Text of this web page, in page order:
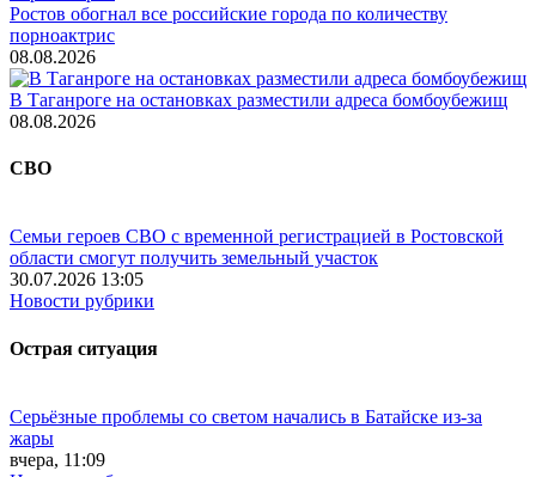
Ростов обогнал все российские города по количеству
порноактрис
08.08.2026
В Таганроге на остановках разместили адреса бомбоубежищ
08.08.2026
СВО
Семьи героев СВО с временной регистрацией в Ростовской
области смогут получить земельный участок
30.07.2026 13:05
Новости рубрики
Острая ситуация
Серьёзные проблемы со светом начались в Батайске из-за
жары
вчера, 11:09